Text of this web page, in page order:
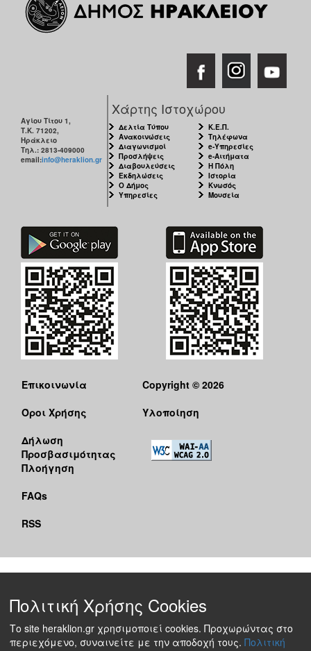
Αγίου Τίτου 1,
Τ.Κ. 71202,
Ηράκλειο
Τηλ.: 2813-409000
email:info@heraklion.gr
Χάρτης Ιστοχώρου
Δελτία Τύπου
Ανακοινώσεις
Διαγωνισμοί
Προσλήψεις
Διαβουλεύσεις
Εκδηλώσεις
Ο Δήμος
Υπηρεσίες
Κ.Ε.Π.
Τηλέφωνα
e-Υπηρεσίες
e-Αιτήματα
Η Πόλη
Ιστορία
Κνωσός
Μουσεία
Επικοινωνία
Όροι Χρήσης
Δήλωση
Προσβασιμότητας
Πλοήγηση
FAQs
RSS
Copyright © 2026
Υλοποίηση
Πολιτική Χρήσης Cookies
Το site heraklion.gr χρησιμοποιεί cookies. Προχωρώντας στο
περιεχόμενο, συναινείτε με την αποδοχή τους. Πολιτική